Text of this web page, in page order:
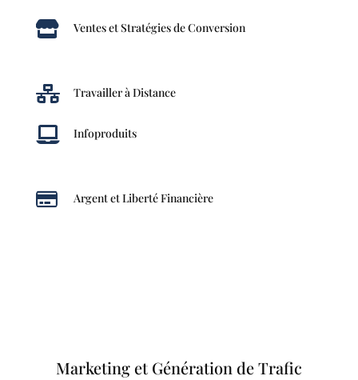
 Ventes et Stratégies de Conversion
 Travailler à Distance
 Infoproduits
 Argent et Liberté Financière
Marketing et Génération de Trafic